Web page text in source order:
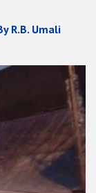
R.B. Umali